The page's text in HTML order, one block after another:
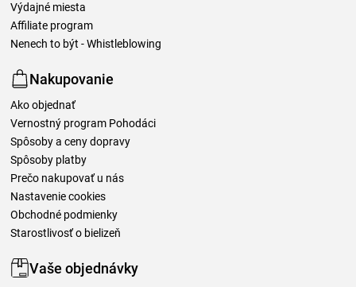
Výdajné miesta
Affiliate program
Nenech to být - Whistleblowing
Nakupovanie
Ako objednať
Vernostný program Pohodáci
Spôsoby a ceny dopravy
Spôsoby platby
Prečo nakupovať u nás
Nastavenie cookies
Obchodné podmienky
Starostlivosť o bielizeň
Vaše objednávky